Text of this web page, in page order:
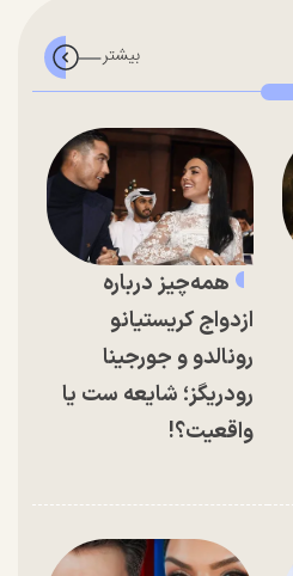
همه‌چیز درباره
ازدواج کریستیانو
رونالدو و جورجینا
رودریگز؛ شایعه ست یا
واقعیت؟!